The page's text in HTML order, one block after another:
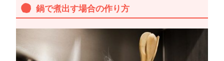
鍋で煮出す場合の作り方